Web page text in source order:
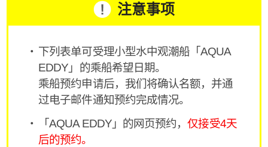
注意事项
下列表单可受理小型水中观潮船「AQUA
EDDY」的乘船希望日期。
乘船预约申请后，我们将确认名额，并通
过电子邮件通知预约完成情况。
「AQUA EDDY」的网页预约，仅接受4天
后的预约。